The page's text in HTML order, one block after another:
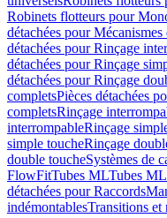
Robinets flotteurs pour
détachées pour Mécanismes
détachées pour Rinçage
détachées pour Rinçage
détachées pour Rinçage
completsPièces détachées
completsRinçage
interrompableRinçage
simple toucheRinçage
double toucheSystèmes de
FlowFitTubes MLTubes
détachées pour Raccords
indémontablesTransitions et